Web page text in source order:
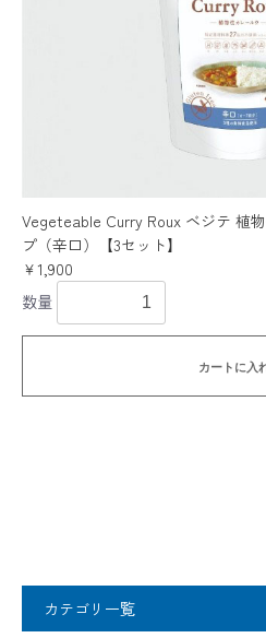
Vegeteable Curry Roux ベジテ 植
プ（辛口）【3セット】
￥1,900
数量
カートに入
カテゴリ一覧